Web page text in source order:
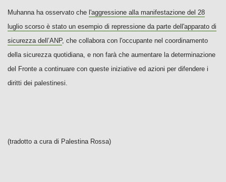
Muhanna ha osservato che l'aggressione alla manifestazione del 28
luglio scorso è stato un esempio di repressione da parte dell'apparato di
sicurezza dell’ANP, che collabora con l'occupante nel coordinamento
della sicurezza quotidiana, e non farà che aumentare la determinazione
del Fronte a continuare con queste iniziative ed azioni per difendere i
diritti dei palestinesi.
(tradotto a cura di Palestina Rossa)